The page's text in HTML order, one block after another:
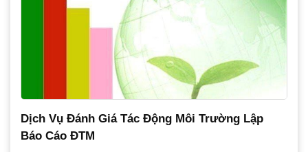
Dịch Vụ Đánh Giá Tác Động Môi Trường Lập
Báo Cáo ĐTM